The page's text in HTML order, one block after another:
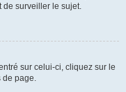
de surveiller le sujet.
sur celui-ci, cliquez sur le
de page.